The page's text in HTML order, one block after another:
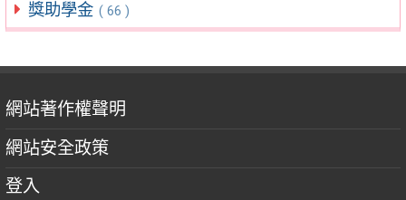
獎助學金 ( 66 )
網站著作權聲明
網站安全政策
登入